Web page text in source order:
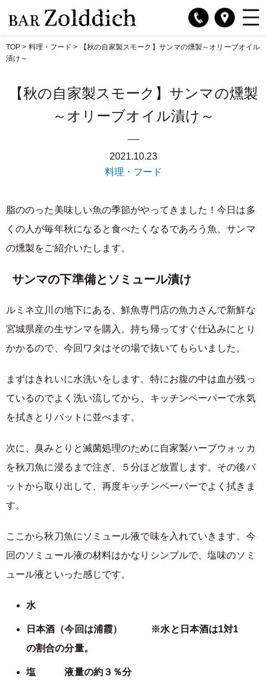
TOP > 料理・フード >
【秋の自家製スモーク】サンマの燻製～オリーブオイル
漬け～
【秋の自家製スモーク】サンマの燻製
～オリーブオイル漬け～
2021.10.23
料理・フード
脂ののった美味しい魚の季節がやってきました！今日は多
くの人が毎年秋になると食べたくなるであろう魚、サンマ
の燻製をご紹介いたします。
サンマの下準備とソミュール漬け
ルミネ立川の地下にある、鮮魚専門店の魚力さんで新鮮な
宮城県産の生サンマを購入。持ち帰ってすぐ仕込みにとり
かかるので、今回ワタはその場で抜いてもらいました。
まずはきれいに水洗いをします。特にお腹の中は血が残っ
ているのでよく洗い流してから、キッチンペーパーで水気
を拭きとりバットに並べます。
次に、臭みとりと滅菌処理のために自家製ハーブウォッカ
を秋刀魚に浸るまで注ぎ、５分ほど放置します。その後バ
ットから取り出して、再度キッチンペーパーでよく拭きま
す。
ここから秋刀魚にソミュール液で味を入れていきます。今
回のソミュール液の材料はかなりシンプルで、塩味のソミ
ュール液といった感じです。
水
日本酒（今回は浦霞） ※水と日本酒は1対1
の割合の分量。
塩 液量の約３％分